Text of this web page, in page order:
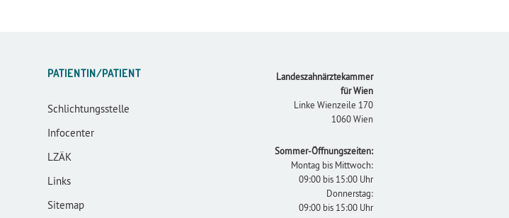
PATIENTIN/PATIENT
Schlichtungsstelle
Infocenter
LZÄK
Links
Sitemap
Landeszahnärztekammer
für Wien
Linke Wienzeile 170
1060 Wien
Sommer-Öffnungszeiten:
Montag bis Mittwoch:
09:00 bis 15:00 Uhr
Donnerstag:
09:00 bis 15:00 Uhr